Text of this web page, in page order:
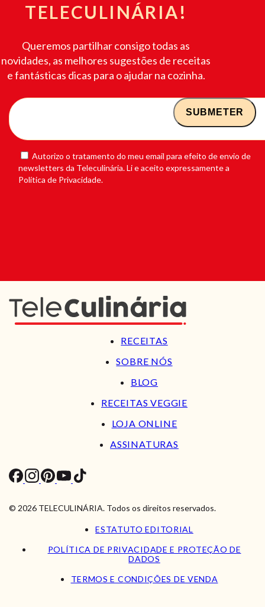
TELECULINÁRIA!
Queremos partilhar consigo todas as
novidades, as melhores sugestões de receitas
e fantásticas dicas para o ajudar na cozinha.
Autorizo o tratamento do meu email para efeito de envio de
newsletters da Teleculinária. Li e aceito expressamente a
Política de Privacidade.
RECEITAS
SOBRE NÓS
BLOG
RECEITAS VEGGIE
LOJA ONLINE
ASSINATURAS
© 2026 TELECULINÁRIA. Todos os direitos reservados.
ESTATUTO EDITORIAL
POLÍTICA DE PRIVACIDADE E PROTEÇÃO DE
DADOS
TERMOS E CONDIÇÕES DE VENDA